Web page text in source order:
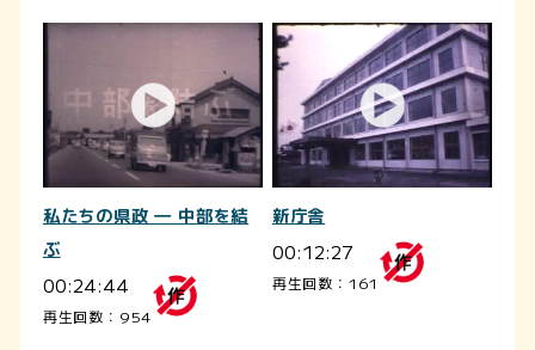
私たちの県政 ― 中部を結
ぶ
00:24:44
再生回数：954
新庁舎
00:12:27
再生回数：161